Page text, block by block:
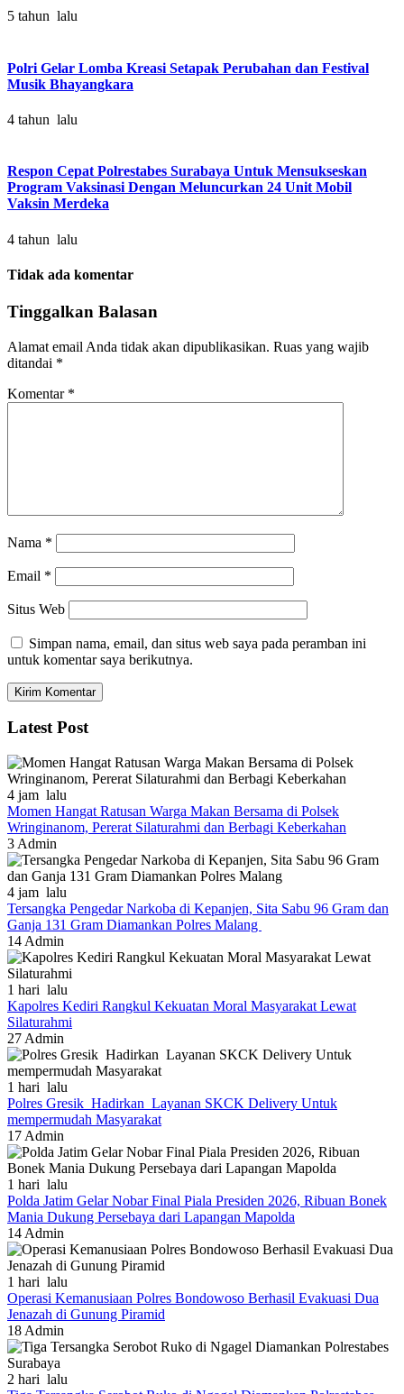
5 tahun lalu
Polri Gelar Lomba Kreasi Setapak Perubahan dan Festival
Musik Bhayangkara
4 tahun lalu
Respon Cepat Polrestabes Surabaya Untuk Mensukseskan
Program Vaksinasi Dengan Meluncurkan 24 Unit Mobil
Vaksin Merdeka
4 tahun lalu
Tidak ada komentar
Tinggalkan Balasan
Alamat email Anda tidak akan dipublikasikan. Ruas yang wajib
ditandai *
Komentar *
Nama *
Email *
Situs Web
Simpan nama, email, dan situs web saya pada peramban ini
untuk komentar saya berikutnya.
Latest Post
4 jam lalu
Momen Hangat Ratusan Warga Makan Bersama di Polsek
Wringinanom, Pererat Silaturahmi dan Berbagi Keberkahan
3 Admin
4 jam lalu
Tersangka Pengedar Narkoba di Kepanjen, Sita Sabu 96 Gram dan
Ganja 131 Gram Diamankan Polres Malang
14 Admin
1 hari lalu
Kapolres Kediri Rangkul Kekuatan Moral Masyarakat Lewat
Silaturahmi
27 Admin
1 hari lalu
Polres Gresik Hadirkan Layanan SKCK Delivery Untuk
mempermudah Masyarakat
17 Admin
1 hari lalu
Polda Jatim Gelar Nobar Final Piala Presiden 2026, Ribuan Bonek
Mania Dukung Persebaya dari Lapangan Mapolda
14 Admin
1 hari lalu
Operasi Kemanusiaan Polres Bondowoso Berhasil Evakuasi Dua
Jenazah di Gunung Piramid
18 Admin
2 hari lalu